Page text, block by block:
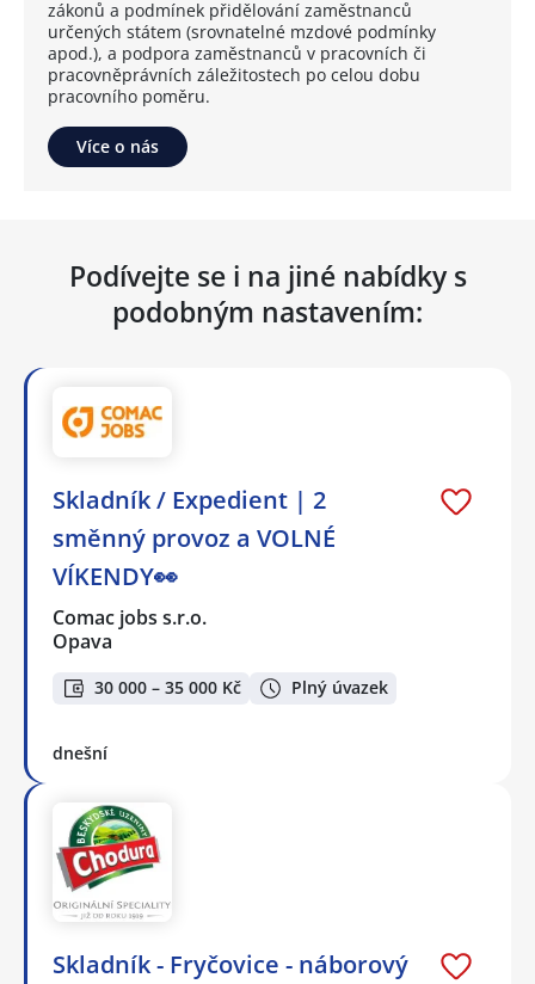
zákonů a podmínek přidělování zaměstnanců
určených státem (srovnatelné mzdové podmínky
apod.), a podpora zaměstnanců v pracovních či
pracovněprávních záležitostech po celou dobu
pracovního poměru.
Více o nás
Podívejte se i na jiné nabídky s
podobným nastavením:
Skladník / Expedient | 2
směnný provoz a VOLNÉ
VÍKENDY👀
Comac jobs s.r.o.
Opava
30 000 – 35 000 Kč Plný úvazek
dnešní
Skladník - Fryčovice - náborový